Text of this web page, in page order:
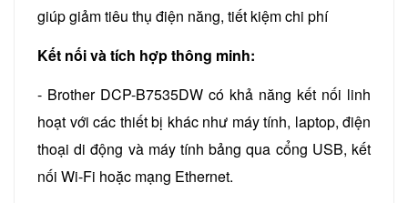
giúp giảm tiêu thụ điện năng, tiết kiệm chi phí
Kết nối và tích hợp thông minh:
- Brother DCP-B7535DW có khả năng kết nối linh
hoạt với các thiết bị khác như máy tính, laptop, điện
thoại di động và máy tính bảng qua cổng USB, kết
nối Wi-Fi hoặc mạng Ethernet.